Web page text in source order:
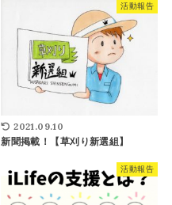
活動報告
2021.09.10
新聞掲載！【草刈り新選組】
活動報告